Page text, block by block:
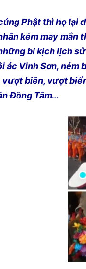
Phật thì họ lại
kém may mắn
bi kịch lịch
ác Vinh Sơn, ném
vượt biên, vượt
Đồng Tâm…